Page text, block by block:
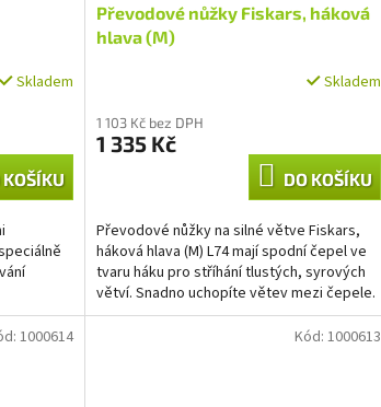
Skladem
KOŠÍKU
Převodové nůžky Fiskars, háková
hlava (M)
Skladem
1 103 Kč bez DPH
1 335 Kč
DO KOŠÍKU
Převodové nůžky na silné větve Fiskars,
háková hlava (M) L74 mají spodní čepel ve
tvaru háku pro stříhání tlustých, syrových
větví. Snadno uchopíte větev mezi čepele.
Držadla z...
1000614 Kód: 1000613